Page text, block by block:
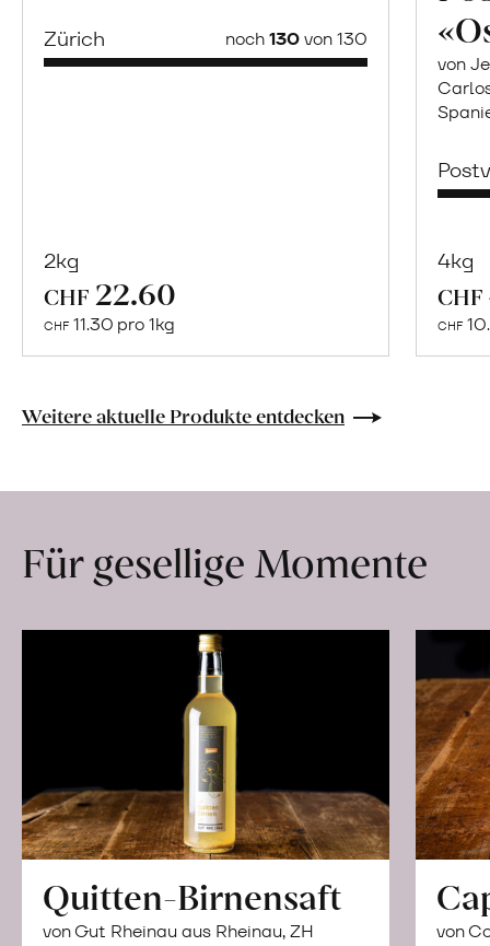
Zürich noch130von 130
2kg
CHF 22.60
CHF 11.30 pro 1kg
Naturbelassene
Lebensmittel
Hof
erfahren
von
4kg
CHF
CHF
Weitere aktuelle Produkte entdecken
Für gesellige Momente
Quitten-Birnensaft
von Gut Rheinau aus Rheinau, ZH
von